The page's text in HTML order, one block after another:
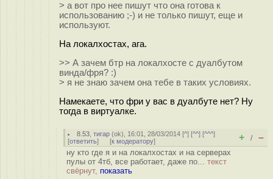
> а вот про нее пишут что она готова к
использованию ;-) и не только пишут, еще и
используют.
На локалхостах, ага.
>> А зачем бтр на локалхосте с дуалбутом
винда/фря? :)
> я не знаю зачем она тебе в таких условиях.
Намекаете, что фри у вас в дуалбуте нет? Ну
тогда в виртуалке.
8.53 ,тигар (ok), 16:01, 28/03/2014 [^] [^^] [^^^]
[ответить] [к модератору] + / –
ну кто где я и на локалхостах и на серверах
пулы от 4тб, все работает, даже по... текст
свёрнут, показать